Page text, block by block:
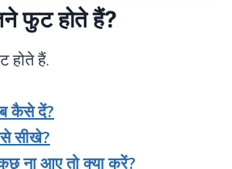
फुट होते हैं?
होते हैं.
कैसे दें?
सीखे?
कुछ ना आए तो क्या करें?